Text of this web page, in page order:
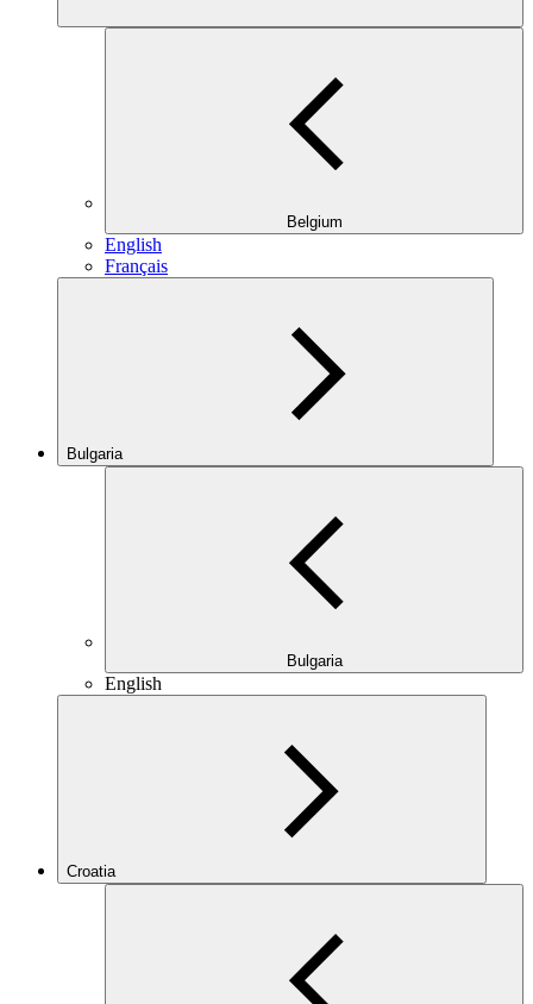
Belgium
English
Français
Bulgaria
Bulgaria
English
Croatia